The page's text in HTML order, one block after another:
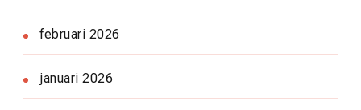
februari 2026
januari 2026